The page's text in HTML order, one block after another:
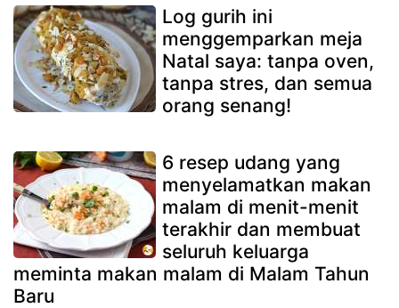
Log gurih ini
menggemparkan meja
Natal saya: tanpa oven,
tanpa stres, dan semua
orang senang!
6 resep udang yang
menyelamatkan makan
malam di menit-menit
terakhir dan membuat
seluruh keluarga
meminta makan malam di Malam Tahun
Baru